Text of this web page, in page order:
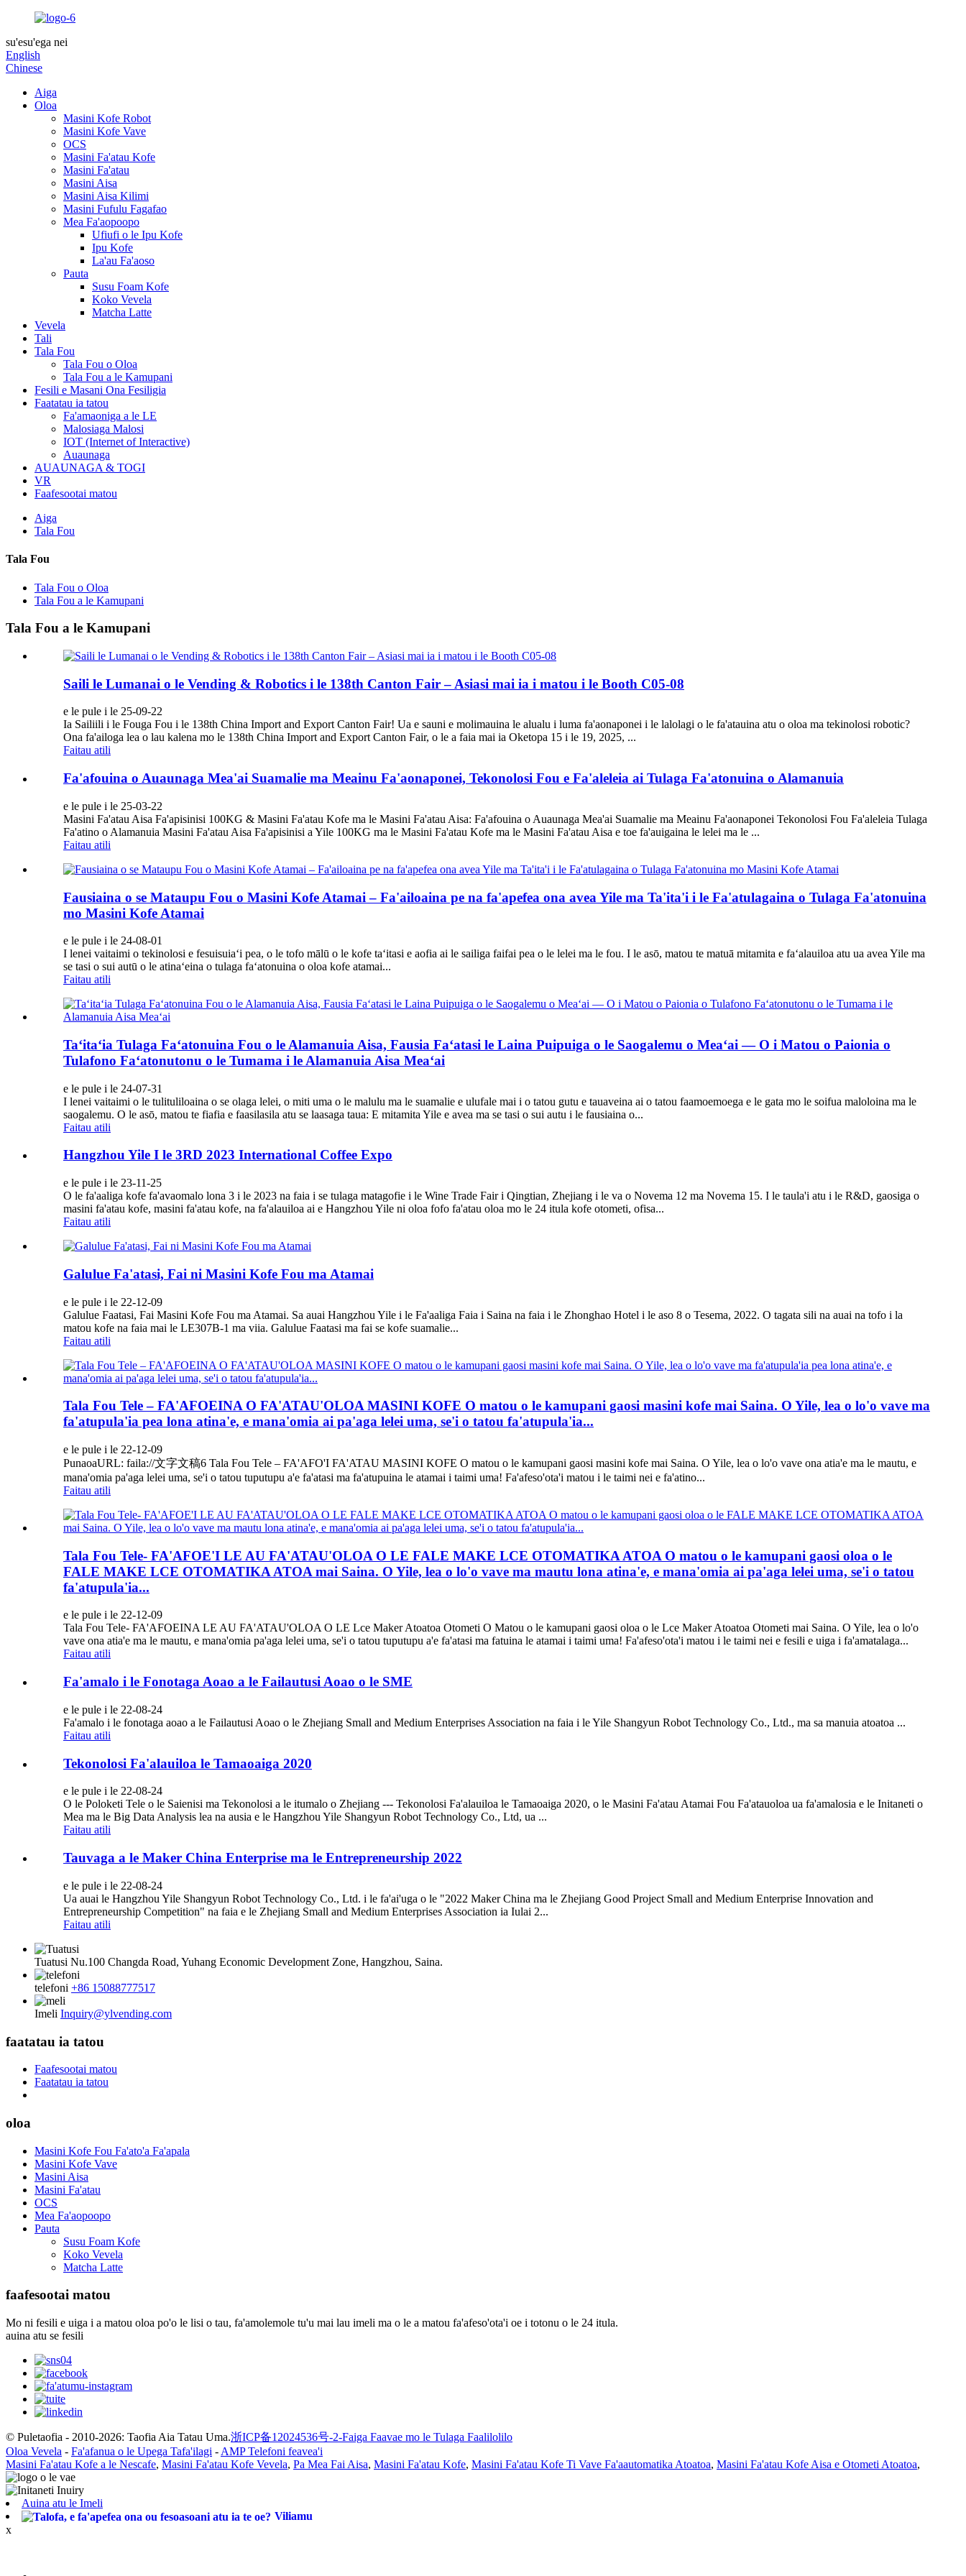
su'esu'ega nei
English
Chinese
Aiga
Oloa
Masini Kofe Robot
Masini Kofe Vave
OCS
Masini Fa'atau Kofe
Masini Fa'atau
Masini Aisa
Masini Aisa Kilimi
Masini Fufulu Fagafao
Mea Fa'aopoopo
Ufiufi o le Ipu Kofe
Ipu Kofe
La'au Fa'aoso
Pauta
Susu Foam Kofe
Koko Vevela
Matcha Latte
Vevela
Tali
Tala Fou
Tala Fou o Oloa
Tala Fou a le Kamupani
Fesili e Masani Ona Fesiligia
Faatatau ia tatou
Fa'amaoniga a le LE
Malosiaga Malosi
IOT (Internet of Interactive)
Auaunaga
AUAUNAGA & TOGI
VR
Faafesootai matou
Aiga
Tala Fou
Tala Fou
Tala Fou o Oloa
Tala Fou a le Kamupani
Tala Fou a le Kamupani
Saili le Lumanai o le Vending & Robotics i le 138th Canton Fair – Asiasi mai ia i matou i le Booth C05-08
e le pule i le 25-09-22
Ia Sailiili i le Fouga Fou i le 138th China Import and Export Canton Fair! Ua e sauni e molimauina le alualu i luma fa'aonaponei i le lalolagi o le fa'atauina atu o oloa ma tekinolosi robotic?
Ona fa'ailoga lea o lau kalena mo le 138th China Import and Export Canton Fair, o le a faia mai ia Oketopa 15 i le 19, 2025, ...
Faitau atili
Fa'afouina o Auaunaga Mea'ai Suamalie ma Meainu Fa'aonaponei, Tekonolosi Fou e Fa'aleleia ai Tulaga Fa'atonuina o Alamanuia
e le pule i le 25-03-22
Masini Fa'atau Aisa Fa'apisinisi 100KG & Masini Fa'atau Kofe ma le Masini Fa'atau Aisa: Fa'afouina o Auaunaga Mea'ai Suamalie ma Meainu Fa'aonaponei Tekonolosi Fou Fa'aleleia Tulaga
Fa'atino o Alamanuia Masini Fa'atau Aisa Fa'apisinisi a Yile 100KG ma le Masini Fa'atau Kofe ma le Masini Fa'atau Aisa e toe fa'auigaina le lelei ma le ...
Faitau atili
Fausiaina o se Mataupu Fou o Masini Kofe Atamai – Fa'ailoaina pe na fa'apefea ona avea Yile ma Ta'ita'i i le Fa'atulagaina o Tulaga Fa'atonuina
mo Masini Kofe Atamai
e le pule i le 24-08-01
I lenei vaitaimi o tekinolosi e fesuisuiaʻi pea, o le tofo mālū o le kofe taʻitasi e aofia ai le sailiga faifai pea o le lelei ma le fou. I le asō, matou te matuā mitamita e faʻalauiloa atu ua avea Yile ma
se tasi o sui autū o le atinaʻeina o tulaga faʻatonuina o oloa kofe atamai...
Faitau atili
Taʻitaʻia Tulaga Faʻatonuina Fou o le Alamanuia Aisa, Fausia Faʻatasi le Laina Puipuiga o le Saogalemu o Meaʻai — O i Matou o Paionia o
Tulafono Faʻatonutonu o le Tumama i le Alamanuia Aisa Meaʻai
e le pule i le 24-07-31
I lenei vaitaimi o le tulituliloaina o se olaga lelei, o miti uma o le malulu ma le suamalie e ulufale mai i o tatou gutu e tauaveina ai o tatou faamoemoega e le gata mo le soifua maloloina ma le
saogalemu. O le asō, matou te fiafia e faasilasila atu se laasaga taua: E mitamita Yile e avea ma se tasi o sui autu i le fausiaina o...
Faitau atili
Hangzhou Yile I le 3RD 2023 International Coffee Expo
e le pule i le 23-11-25
O le fa'aaliga kofe fa'avaomalo lona 3 i le 2023 na faia i se tulaga matagofie i le Wine Trade Fair i Qingtian, Zhejiang i le va o Novema 12 ma Novema 15. I le taula'i atu i le R&D, gaosiga o
masini fa'atau kofe, masini fa'atau kofe, na fa'alauiloa ai e Hangzhou Yile ni oloa fofo fa'atau oloa mo le 24 itula kofe otometi, ofisa...
Faitau atili
Galulue Fa'atasi, Fai ni Masini Kofe Fou ma Atamai
e le pule i le 22-12-09
Galulue Faatasi, Fai Masini Kofe Fou ma Atamai. Sa auai Hangzhou Yile i le Fa'aaliga Faia i Saina na faia i le Zhonghao Hotel i le aso 8 o Tesema, 2022. O tagata sili na auai na tofo i la
matou kofe na faia mai le LE307B-1 ma viia. Galulue Faatasi ma fai se kofe suamalie...
Faitau atili
Tala Fou Tele – FA'AFOEINA O FA'ATAU'OLOA MASINI KOFE O matou o le kamupani gaosi masini kofe mai Saina. O Yile, lea o lo'o vave ma
fa'atupula'ia pea lona atina'e, e mana'omia ai pa'aga lelei uma, se'i o tatou fa'atupula'ia...
e le pule i le 22-12-09
PunaoaURL: faila://文字文稿6 Tala Fou Tele – FA'AFO'I FA'ATAU MASINI KOFE O matou o le kamupani gaosi masini kofe mai Saina. O Yile, lea o lo'o vave ona atia'e ma le mautu, e
mana'omia pa'aga lelei uma, se'i o tatou tuputupu a'e fa'atasi ma fa'atupuina le atamai i taimi uma! Fa'afeso'ota'i matou i le taimi nei e fa'atino...
Faitau atili
Tala Fou Tele- FA'AFOE'I LE AU FA'ATAU'OLOA O LE FALE MAKE LCE OTOMATIKA ATOA O matou o le kamupani gaosi oloa o le
FALE MAKE LCE OTOMATIKA ATOA mai Saina. O Yile, lea o lo'o vave ma mautu lona atina'e, e mana'omia ai pa'aga lelei uma, se'i o tatou
fa'atupula'ia...
e le pule i le 22-12-09
Tala Fou Tele- FA'AFOEINA LE AU FA'ATAU'OLOA O LE Lce Maker Atoatoa Otometi O Matou o le kamupani gaosi oloa o le Lce Maker Atoatoa Otometi mai Saina. O Yile, lea o lo'o
vave ona atia'e ma le mautu, e mana'omia pa'aga lelei uma, se'i o tatou tuputupu a'e fa'atasi ma fatuina le atamai i taimi uma! Fa'afeso'ota'i matou i le taimi nei e fesili e uiga i fa'amatalaga...
Faitau atili
Fa'amalo i le Fonotaga Aoao a le Failautusi Aoao o le SME
e le pule i le 22-08-24
Fa'amalo i le fonotaga aoao a le Failautusi Aoao o le Zhejiang Small and Medium Enterprises Association na faia i le Yile Shangyun Robot Technology Co., Ltd., ma sa manuia atoatoa ...
Faitau atili
Tekonolosi Fa'alauiloa le Tamaoaiga 2020
e le pule i le 22-08-24
O le Poloketi Tele o le Saienisi ma Tekonolosi a le itumalo o Zhejiang --- Tekonolosi Fa'alauiloa le Tamaoaiga 2020, o le Masini Fa'atau Atamai Fou Fa'atauoloa ua fa'amalosia e le Initaneti o
Mea ma le Big Data Analysis lea na ausia e le Hangzhou Yile Shangyun Robot Technology Co., Ltd, ua ...
Faitau atili
Tauvaga a le Maker China Enterprise ma le Entrepreneurship 2022
e le pule i le 22-08-24
Ua auai le Hangzhou Yile Shangyun Robot Technology Co., Ltd. i le fa'ai'uga o le "2022 Maker China ma le Zhejiang Good Project Small and Medium Enterprise Innovation and
Entrepreneurship Competition" na faia e le Zhejiang Small and Medium Enterprises Association ia Iulai 2...
Faitau atili
Tuatusi Nu.100 Changda Road, Yuhang Economic Development Zone, Hangzhou, Saina.
telefoni +86 15088777517
Imeli Inquiry@ylvending.com
faatatau ia tatou
Faafesootai matou
Faatatau ia tatou
oloa
Masini Kofe Fou Fa'ato'a Fa'apala
Masini Kofe Vave
Masini Aisa
Masini Fa'atau
OCS
Mea Fa'aopoopo
Pauta
Susu Foam Kofe
Koko Vevela
Matcha Latte
faafesootai matou
Mo ni fesili e uiga i a matou oloa po'o le lisi o tau, fa'amolemole tu'u mai lau imeli ma o le a matou fa'afeso'ota'i oe i totonu o le 24 itula.
auina atu se fesili
© Puletaofia - 2010-2026: Taofia Aia Tatau Uma.浙ICP备12024536号-2-Faiga Faavae mo le Tulaga Faalilolilo
Oloa Vevela - Fa'afanua o le Upega Tafa'ilagi - AMP Telefoni feavea'i
Masini Fa'atau Kofe a le Nescafe, Masini Fa'atau Kofe Vevela, Pa Mea Fai Aisa, Masini Fa'atau Kofe, Masini Fa'atau Kofe Ti Vave Fa'aautomatika Atoatoa, Masini Fa'atau Kofe Aisa e Otometi Atoatoa,
Auina atu le Imeli
Viliamu
x